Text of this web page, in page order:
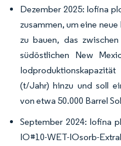
Dezember 2025: Iofina
zusammen, um eine
zu bauen, das
südöstlichen New
(t/Jahr) hinzu und soll
von etwa 50.000 Barrel
September 2024: Iofina
IO#10-WET-IOsorb-